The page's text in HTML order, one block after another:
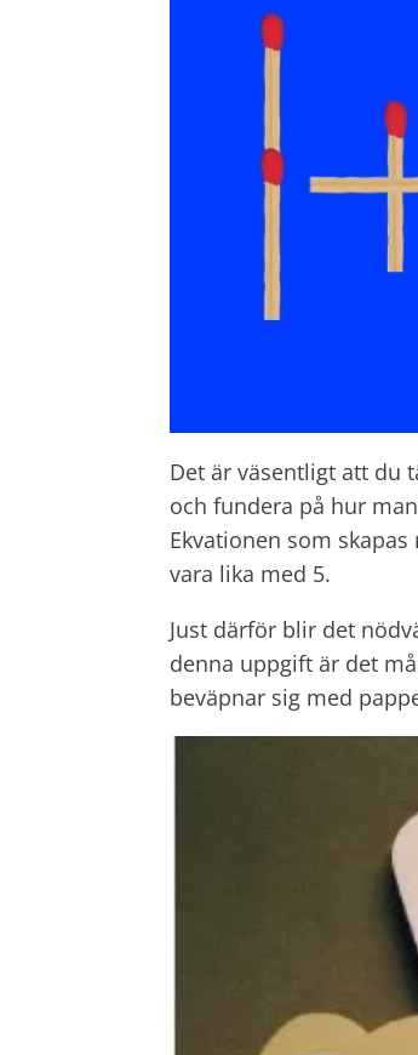
Det är väsentligt att du
och fundera på hur
Ekvationen som
vara lika med 5.
Just därför blir det
denna uppgift är det
beväpnar sig med